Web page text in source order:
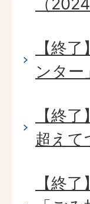
【終
ンタ
【終
超えて
【終